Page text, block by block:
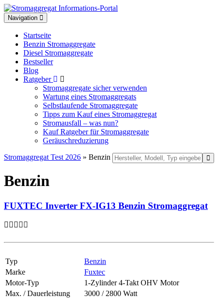
Toggle
navigation
Navigation
Startseite
Benzin Stromaggregate
Diesel Stromaggregate
Bestseller
Blog
Ratgeber
Stromaggregate sicher verwenden
Wartung eines Stromaggregats
Selbstlaufende Stromaggregate
Tipps zum Kauf eines Stromaggregat
Stromausfall – was nun?
Kauf Ratgeber für Stromaggregate
Geräuschreduzierung
Stromaggregat Test 2026 » Benzin
Benzin
FUXTEC Inverter FX-IG13 Benzin Stromaggregat
Typ
Benzin
Marke
Fuxtec
Motor-Typ
1-Zylinder 4-Takt OHV Motor
Max. / Dauerleistung
3000 / 2800 Watt